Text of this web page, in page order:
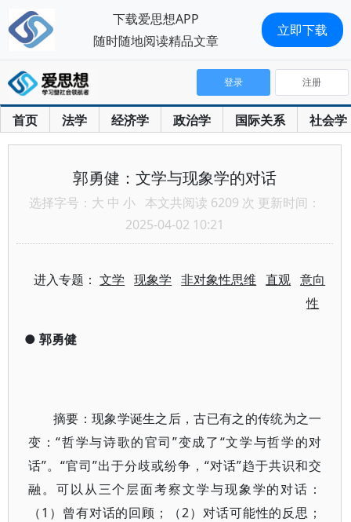
首页 法学 经济学 政治学 国际关系 社会学
登录 注册
郭勇健：文学与现象学的对话
选择字号： 大 中 小 本文共阅读 6209 次 更新时间：
2025-04-02 10:21
进入专题：文学 现象学 非对象性思维 直观 意向
性
● 郭勇健
摘要：现象学诞生之后，古已有之的传统为之一
变：“哲学与诗歌的官司”变成了“文学与哲学的对
话”。“官司”出于分歧或纷争，“对话”趋于共识和交
融。可以从三个层面考察文学与现象学的对话：
（1）曾有对话的回顾；（2）对话可能性的反思；
下载爱思想APP
随时随地阅读精品文章
立即下载